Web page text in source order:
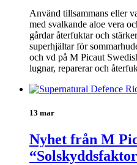
Använd tillsammans eller
med svalkande aloe vera
gårdar återfuktar och
superhjältar för
och vd på M Picaut
lugnar, reparerar och
13 mar
Nyhet från M